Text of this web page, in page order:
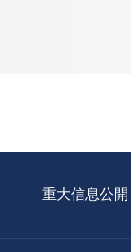
重大信息公開